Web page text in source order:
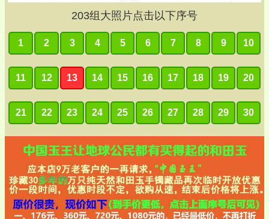
203组大照片点击以下序号
1 2 3 4 5 6 7 8 9 10
11 12 13 14 15 16 17 18 19 20
21 22 23 24 25 26 27 28 29 30